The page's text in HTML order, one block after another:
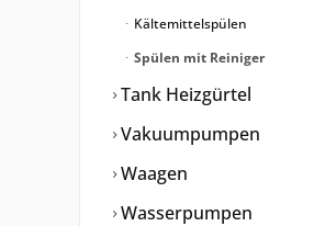
Kältemittelspülen
Spülen mit Reiniger
Tank Heizgürtel
Vakuumpumpen
Waagen
Wasserpumpen